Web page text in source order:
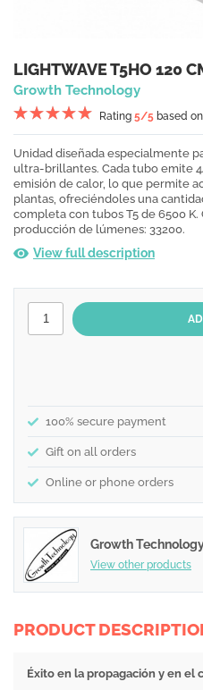
LIGHTWAVE T5HO 120
Growth Technology
Rating 5/5 based on
Unidad diseñada especialmente
ultra-brillantes. Cada tubo emite
emisión de calor, lo que permite
plantas, ofreciéndoles una
completa con tubos T5 de 6500 K.
producción de lúmenes: 33200.
View full description
100% secure payment
Gift on all orders
Online or phone orders
Growth
View other products
PRODUCT
Éxito en la propagación y en el